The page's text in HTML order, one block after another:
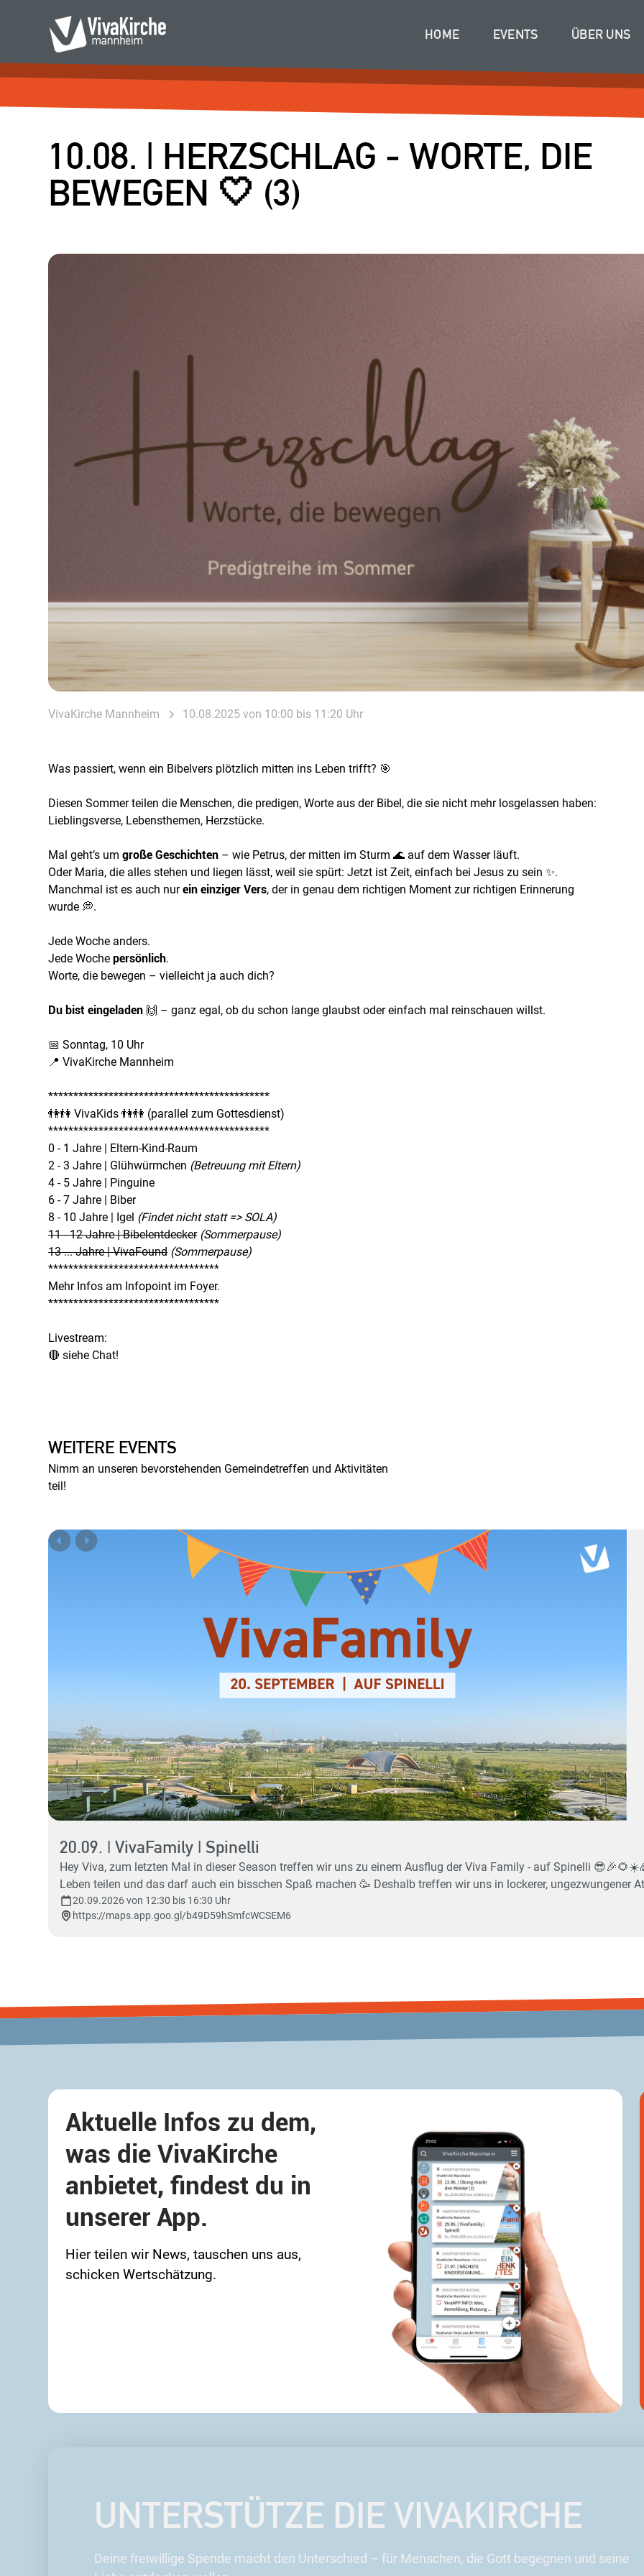
HOME EVENTS ÜBER UNS
10.08. | HERZSCHLAG - WORTE, DIE
BEWEGEN 🤍 (3)
VivaKirche Mannheim 10.08.2025 von 10:00 bis 11:20 Uhr
Was passiert, wenn ein Bibelvers plötzlich mitten ins Leben trifft? 🎯
Diesen Sommer teilen die Menschen, die predigen, Worte aus der Bibel, die sie nicht mehr losgelassen haben:
Lieblingsverse, Lebensthemen, Herzstücke.
Mal geht’s umgroße Geschichten – wie Petrus, der mitten im Sturm 🌊 auf dem Wasser läuft.
Oder Maria, die alles stehen und liegen lässt, weil sie spürt: Jetzt ist Zeit, einfach bei Jesus zu sein ✨.
Manchmal ist es auch nurein einziger Vers, der in genau dem richtigen Moment zur richtigen Erinnerung
wurde 💭.
Jede Woche anders.
Jede Wochepersönlich.
Worte, die bewegen – vielleicht ja auch dich?
Du bist eingeladen 🙌 – ganz egal, ob du schon lange glaubst oder einfach mal reinschauen willst.
📅 Sonntag, 10 Uhr
📍 VivaKirche Mannheim
********************************************
👫👫 VivaKids 👫👫 (parallel zum Gottesdienst)
********************************************
0 - 1 Jahre | Eltern-Kind-Raum
2 - 3 Jahre | Glühwürmchen (Betreuung mit Eltern)
4 - 5 Jahre | Pinguine
6 - 7 Jahre | Biber
8 - 10 Jahre | Igel (Findet nicht statt => SOLA)
11 - 12 Jahre | Bibelentdecker (Sommerpause)
13 ... Jahre | VivaFound (Sommerpause)
**********************************
Mehr Infos am Infopoint im Foyer.
**********************************
Livestream:
🔴 siehe Chat!
WEITERE EVENTS
Nimm an unseren bevorstehenden Gemeindetreffen und Aktivitäten
teil!
20.09. | VivaFamily | Spinelli
Hey Viva, zum letzten Mal in dieser Season treffen wir uns zu einem Ausflug der Viva Family - auf Spinelli 😎🎉🌻☀️🌈 Denn wir wollen miteinander unterwegs sein, das
Leben teilen und das darf auch ein bisschen Spaß machen 🥳 Deshalb treffen wir uns in lockerer, ungezwungener
um Gemeinschaft zu haben, miteinander zu lachen, zu spielen, zu quatschen... Alle sind eingeladen, die zur VivaFamily gehören oder die Viva kennenlernen möchten.
Bringt gerne auch Freunde mit! Wann: 20.0926 ca. 1 Stunde nach dem Gottesdienst Wo: Spinelli auf der Wiese neben dem Spielplatz "Vernetzung" (fußläufig von der
20.09.2026 von 12:30 bis 16:30 Uhr
https://maps.app.goo.gl/b49D59hSmfcWCSEM6
Aktuelle Infos zu dem,
was die VivaKirche
anbietet, findest du in
unserer App.
Hier teilen wir News, tauschen uns aus,
schicken Wertschätzung.
UNTERSTÜTZE DIE VIVAKIRCHE
Deine freiwillige Spende macht den Unterschied – für Menschen, die Gott begegnen und seine